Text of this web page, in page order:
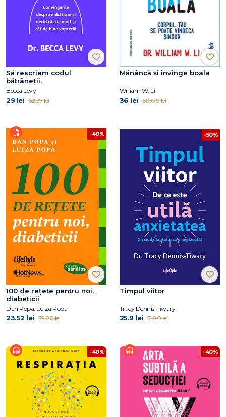
Să rescriem codul
bătrâneții.
Becca Levy
29 lei 62.37 lei
Mănâncă și învinge boala
William W. Li
36 lei 60.00 lei
-40%
100 de reţete pentru noi,
diabeticii
Dan Popa, Luiza Popa
23.52 lei 39.20 lei
-50%
Timpul viitor
Tracy Dennis-Tiwary
25.9 lei 51.80 lei
-40% -40%